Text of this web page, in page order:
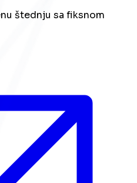
štednju sa fiksnom